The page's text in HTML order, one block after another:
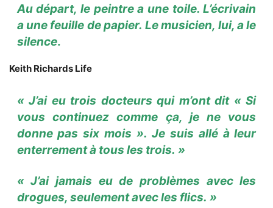
Au départ, le peintre a une toile. L’écrivain
a une feuille de papier. Le musicien, lui, a le
silence.
Keith Richards Life
« J’ai eu trois docteurs qui m’ont dit « Si
vous continuez comme ça, je ne vous
donne pas six mois ». Je suis allé à leur
enterrement à tous les trois. »
« J’ai jamais eu de problèmes avec les
drogues, seulement avec les flics. »